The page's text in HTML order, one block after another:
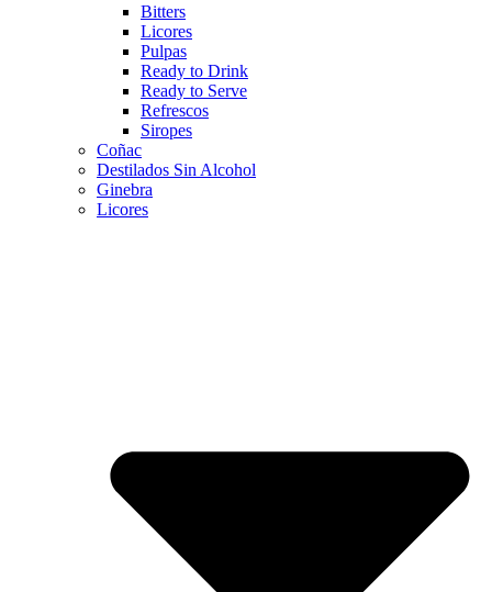
Bitters
Licores
Pulpas
Ready to Drink
Ready to Serve
Refrescos
Siropes
Coñac
Destilados Sin Alcohol
Ginebra
Licores